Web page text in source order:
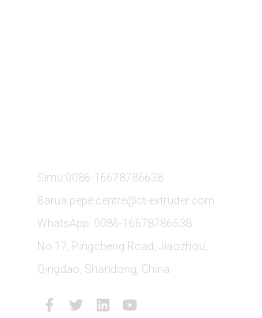
Simu:0086-16678786638
Barua pepe:centre@ct-extruder.com
WhatsApp: 0086-16678786638
No.17, Pingcheng Road, Jiaozhou,
Qingdao, Shandong, China